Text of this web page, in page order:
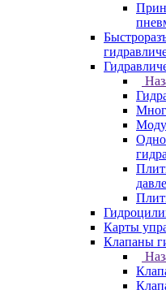
Карты
Клапаны